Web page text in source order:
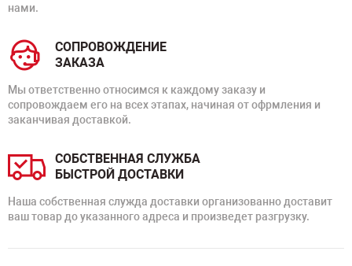
нами.
СОПРОВОЖДЕНИЕ
ЗАКАЗА
Мы ответственно относимся к каждому заказу и
сопровождаем его на всех этапах, начиная от офрмления и
заканчивая доставкой.
СОБСТВЕННАЯ СЛУЖБА
БЫСТРОЙ ДОСТАВКИ
Наша собственная служда доставки организованно доставит
ваш товар до указанного адреса и произведет разгрузку.